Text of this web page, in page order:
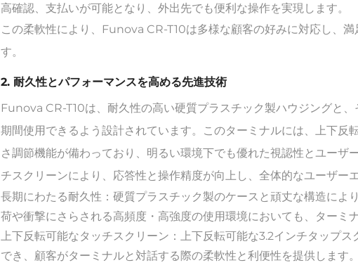
高確認、支払いが可能となり、外出先でも便利な操作を実現します。
この柔軟性により、Funova CR-T10は多様な顧客の好みに対応し、
す。
2. 耐久性とパフォーマンスを高める先進技術
Funova CR-T10は、耐久性の高い硬質プラスチック製ハウジングと
期間使用できるよう設計されています。このターミナルには、上下反
さ調節機能が備わっており、明るい環境下でも優れた視認性とユーザ
チスクリーンにより、応答性と操作精度が向上し、全体的なユーザー
長期にわたる耐久性：硬質プラスチック製のケースと頑丈な構造によ
荷や衝撃にさらされる高頻度・高強度の使用環境においても、ターミ
上下反転可能なタッチスクリーン：上下反転可能な3.2インチタップ
でき、顧客がターミナルと対話する際の柔軟性と利便性を提供します。